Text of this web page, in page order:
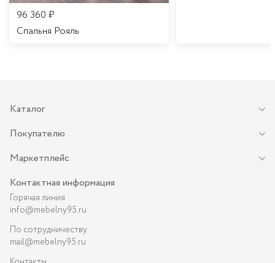
96 360 ₽
Спальня Рояль
Каталог
Покупателю
Маркетплейс
Контактная информация
Горячая линия
info@mebelny95.ru
По сотрудничеству
mail@mebelny95.ru